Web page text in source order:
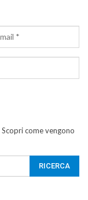
Scopri come vengono